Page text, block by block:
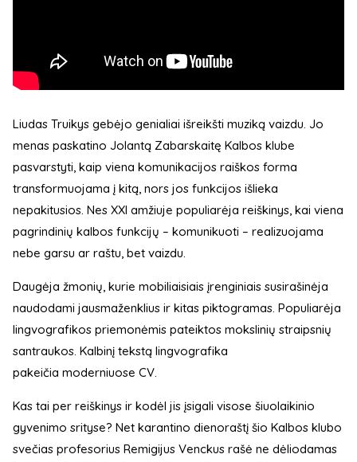
Liudas Truikys gebėjo genialiai išreikšti muziką vaizdu. Jo
menas paskatino Jolantą Zabarskaitę Kalbos klube
pasvarstyti, kaip viena komunikacijos raiškos forma
transformuojama į kitą, nors jos funkcijos išlieka
nepakitusios. Nes XXI amžiuje populiarėja reiškinys, kai viena
pagrindinių kalbos funkcijų – komunikuoti – realizuojama
nebe garsu ar raštu, bet vaizdu.
Daugėja žmonių, kurie mobiliaisiais įrenginiais susirašinėja
naudodami jausmaženklius ir kitas piktogramas. Populiarėja
lingvografikos priemonėmis pateiktos mokslinių straipsnių
santraukos. Kalbinį tekstą lingvografika
pakeičia moderniuose CV.
Kas tai per reiškinys ir kodėl jis įsigali visose šiuolaikinio
gyvenimo srityse? Net karantino dienoraštį šio Kalbos klubo
svečias profesorius Remigijus Venckus rašė ne dėliodamas